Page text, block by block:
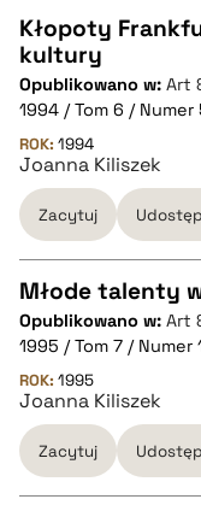
pobierz cytat
CZYSTY TEKST
pobierz cytat
BIBTEX
pobierz cytat
Kłopoty
kultury
Opublikowano w: Art
1994 / Tom 6 /
ROK: 1994
Joanna Kiliszek
Zacytuj
CZYSTY TEKST
pobierz cytat
BIBTEX
Młode talenty
Opublikowano w: Art
1995 / Tom 7 /
ROK: 1995
Joanna Kiliszek
Zacytuj